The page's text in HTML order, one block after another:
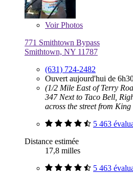
VoirPhotos
771 Smithtown Bypass
Smithtown, NY 11787
(631) 724-2482
Ouvert aujourd'hui de
(1/2 Mile East of Terry
347 Next to Taco Bell,
across the street from
5 463
Distance estimée
17,8 milles
5 463